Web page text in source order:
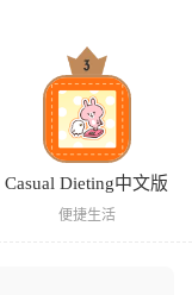
Casual Dieting中文版
便捷生活